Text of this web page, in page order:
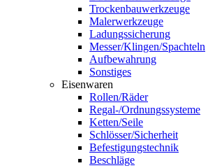
Trockenbauwerkzeuge
Malerwerkzeuge
Ladungssicherung
Messer/Klingen/Spachteln
Aufbewahrung
Sonstiges
Eisenwaren
Rollen/Räder
Regal-/Ordnungssysteme
Ketten/Seile
Schlösser/Sicherheit
Befestigungstechnik
Beschläge